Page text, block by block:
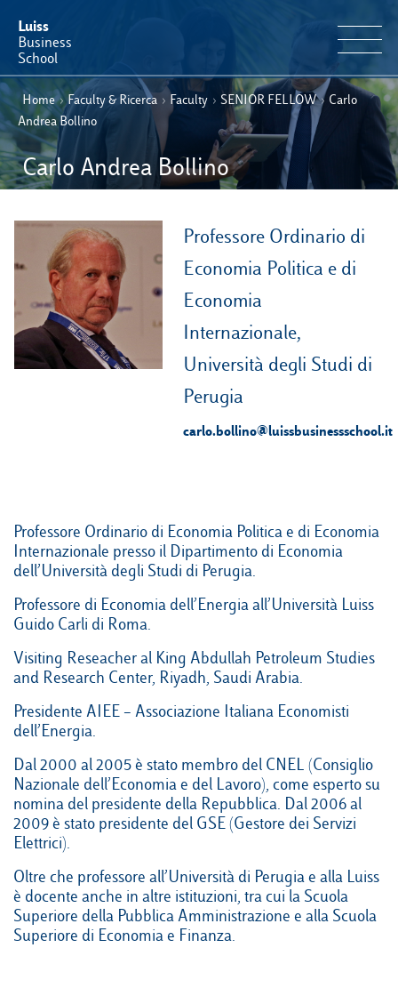
Luiss
Business
School
IT EN
Offerta Formativa
Perché Luiss Business School
News & Eventi
Operation & Students’ Experience
E-Learning
Milano
Amsterdam
Dubai
Luiss.it Alumni
Home › Faculty & Ricerca › Faculty › SENIOR FELLOW › Carlo
Andrea Bollino
Carlo Andrea Bollino
Professore Ordinario di
Economia Politica e di
Economia
Internazionale,
Università degli Studi di
Perugia
carlo.bollino@luissbusinessschool.it
Professore Ordinario di Economia Politica e di Economia
Internazionale presso il Dipartimento di Economia
dell’Università degli Studi di Perugia.
Professore di Economia dell’Energia all’Università Luiss
Guido Carli di Roma.
Visiting Reseacher al King Abdullah Petroleum Studies
and Research Center, Riyadh, Saudi Arabia.
Presidente AIEE – Associazione Italiana Economisti
dell’Energia.
Dal 2000 al 2005 è stato membro del CNEL (Consiglio
Nazionale dell’Economia e del Lavoro), come esperto su
nomina del presidente della Repubblica. Dal 2006 al
2009 è stato presidente del GSE (Gestore dei Servizi
Elettrici).
Oltre che professore all’Università di Perugia e alla Luiss
è docente anche in altre istituzioni, tra cui la Scuola
Superiore della Pubblica Amministrazione e alla Scuola
Superiore di Economia e Finanza.